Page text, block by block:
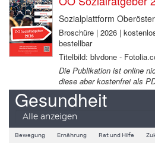
Sozialplattform
Broschüre | 2026 |
bestellbar
Titelbild: blvdone -
Die Publikation ist online
diese aber kostenfrei als
Gesundheit
Alle anzeigen
Bewegung Ernährung Rat und Hilfe